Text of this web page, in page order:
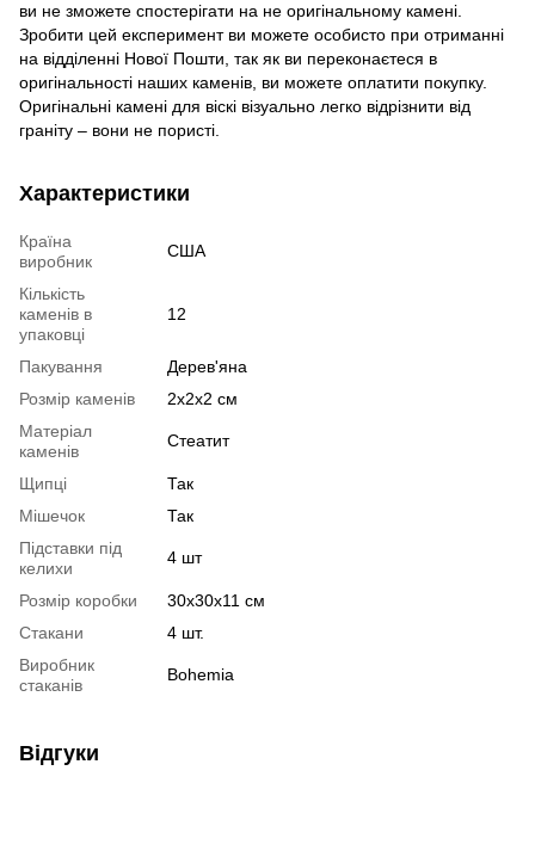
ви не зможете спостерігати на не оригінальному камені.
Зробити цей експеримент ви можете особисто при отриманні
на відділенні Нової Пошти, так як ви переконаєтеся в
оригінальності наших каменів, ви можете оплатити покупку.
Оригінальні камені для віскі візуально легко відрізнити від
граніту – вони не пористі.
Характеристики
Країна
виробник
США
Кількість
каменів в
упаковці
12
Пакування
Дерев'яна
Розмір каменів
2х2х2 см
Матеріал
каменів
Стеатит
Щипці
Так
Мішечок
Так
Підставки під
келихи
4 шт
Розмір коробки
30х30х11 см
Стакани
4 шт.
Виробник
стаканів
Bohemia
Відгуки